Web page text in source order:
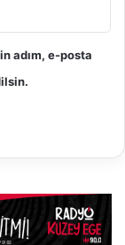
adım, e-posta